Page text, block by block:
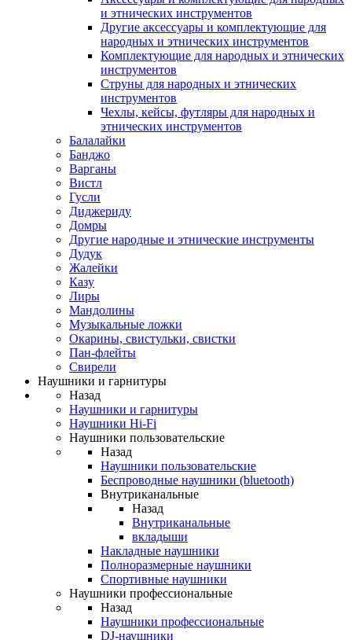
и этнических инструментов
Другие аксессуары и комплектующие для
народных и этнических инструментов
Комплектующие для народных и этнических
инструментов
Струны для народных и этнических
инструментов
Чехлы, кейсы, футляры для народных и
этнических инструментов
Балалайки
Банджо
Варганы
Вистл
Гусли
Диджериду
Домры
Другие народные и этнические инструменты
Дудук
Жалейки
Казу
Лиры
Мандолины
Музыкальные ложки
Окарины, свистульки, свистки
Пан-флейты
Свирели
Наушники и гарнитуры
Назад
Наушники и гарнитуры
Наушники Hi-Fi
Наушники пользовательские
Назад
Наушники пользовательские
Беспроводные наушники (bluetooth)
Внутриканальные
Назад
Внутриканальные
вкладыши
Накладные наушники
Полноразмерные наушники
Спортивные наушники
Наушники профессиональные
Назад
Наушники профессиональные
DJ-наушники